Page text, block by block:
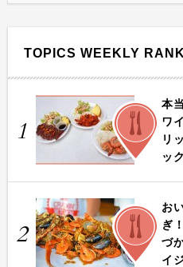
TOPICS WEEKLY
1
FOOD
本
ワ
リ
ック
2
FOOD
お
ぎ
づ
イ